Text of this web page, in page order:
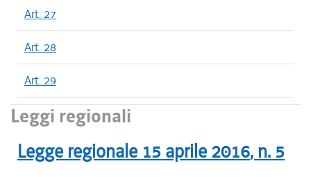
Art. 27
Art. 28
Art. 29
Leggi regionali
Legge regionale 15 aprile 2016, n. 5